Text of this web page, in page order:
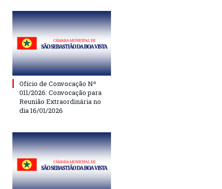
Ofício de Convocação Nº
011/2026: Convocação para
Reunião Extraordinária no
dia 16/01/2026